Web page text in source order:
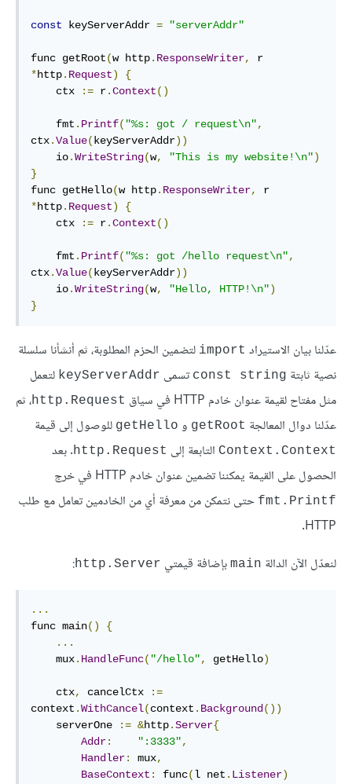
const keyServerAddr = "serverAddr"
func getRoot(w http. ResponseWriter,
*http. Request)
{
    ctx
:= r.Context()
    fmt
. Printf( "%s: got / request\n",
ctx.Value( keyServerAddr))
    io
.WriteString(w, "This is my website!\n")
}
func getHello(w http. ResponseWriter,
*http. Request)
{
    ctx
:= r.Context()
    fmt
. Printf( "%s: got /hello request\n",
ctx.Value( keyServerAddr))
    io
.WriteString(w, "Hello, HTTP!\n")
}
عدّلنا بيان الاستيراد import لتضمين الحزم المطلوبة، ثم أنشأنا سلسلة
نصية ثابتة const string تسمى keyServerAddr لتعمل
مثل مفتاح لقيمة عنوان خادم HTTP في سياق
http.Request، ثم
عدّلنا دوال المعالجة getRoot و getHello للوصول إلى قيمة
Context.Context التابعة إلى http.Request. بعد
الحصول على القيمة يمكننا تضمين عنوان خادم HTTP في خرج
fmt.Printf حتى نتمكن من معرفة أي من الخادمين تعامل مع طلب
HTTP.
لنعدّل الآن الدالة main بإضافة قيمتي http.Server
:
...
func main()
{
...
    mux
. HandleFunc( "/hello", getHello)
    ctx
, cancelCtx
:=
context .WithCancel(context . Background ())
    serverOne
:= &http.Server{
Addr: ":3333",
Handler: mux,
BaseContext : func(l net . Listener)